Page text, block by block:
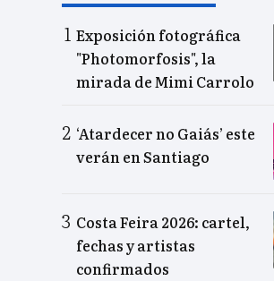
Exposición fotográfica
"Photomorfosis", la
mirada de Mimi Carrolo
‘Atardecer no Gaiás’ este
verán en Santiago
Costa Feira 2026: cartel,
fechas y artistas
confirmados